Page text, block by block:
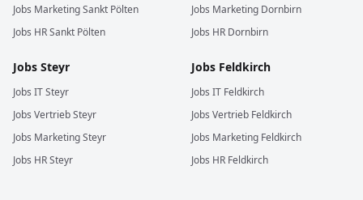
Jobs MarketingSankt Pölten
Jobs HRSankt Pölten
Jobs Marketing Dornbirn
Jobs HR Dornbirn
Jobs Steyr
Jobs ITSteyr
Jobs VertriebSteyr
Jobs MarketingSteyr
Jobs HRSteyr
Jobs Feldkirch
Jobs IT Feldkirch
Jobs Vertrieb Feldkirch
Jobs Marketing Feldkirch
Jobs HR Feldkirch